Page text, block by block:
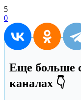
5
0
Еще больше
каналах 👇